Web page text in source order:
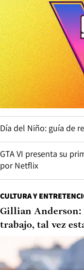
Día del Niño: guía de
GTA VI presenta su
por Netflix
CULTURA Y
Gillian Anderson:
trabajo, tal vez